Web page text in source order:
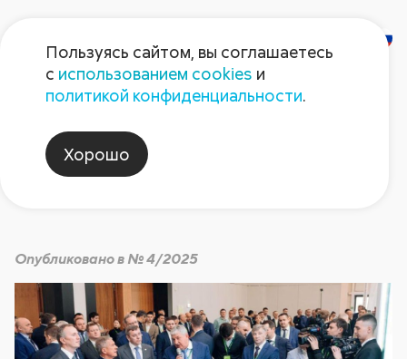
«Казань Агро 2025»
Август non-stop
Опубликовано в № 4/2025
Пользуясь сайтом, вы соглашаетесь
с использованием cookies и
политикой конфиденциальности.
Хорошо